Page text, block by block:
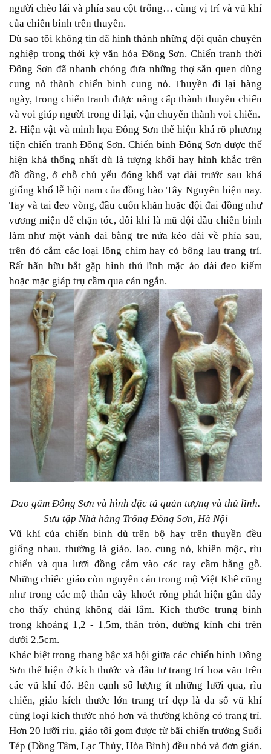
người chèo lái và phía sau cột trống… cùng vị trí và vũ khí
của chiến binh trên thuyền.
Dù sao tôi không tin đã hình thành những đội quân chuyên
nghiệp trong thời kỳ văn hóa Đông Sơn. Chiến tranh thời
Đông Sơn đã nhanh chóng đưa những thợ săn quen dùng
cung nỏ thành chiến binh cung nỏ. Thuyền đi lại hàng
ngày, trong chiến tranh được nâng cấp thành thuyền chiến
và voi giúp người trong đi lại, vận chuyển thành voi chiến.
2. Hiện vật và minh họa Đông Sơn thể hiện khá rõ phương
tiện chiến tranh Đông Sơn. Chiến binh Đông Sơn được thể
hiện khá thống nhất dù là tượng khối hay hình khắc trên
đồ đồng, ở chỗ chủ yếu đóng khố vạt dài trước sau khá
giống khố lễ hội nam của đồng bào Tây Nguyên hiện nay.
Tay và tai đeo vòng, đầu cuốn khăn hoặc đội đai đồng như
vương miện để chặn tóc, đôi khi là mũ đội đầu chiến binh
làm như một vành đai bằng tre nứa kéo dài về phía sau,
trên đó cắm các loại lông chim hay cỏ bông lau trang trí.
Rất hãn hữu bắt gặp hình thủ lĩnh mặc áo dài đeo kiếm
hoặc mặc giáp trụ cầm qua cán ngắn.
Dao găm Đông Sơn và hình đặc tả quản tượng và thủ lĩnh.
Sưu tập Nhà hàng Trống Đông Sơn, Hà Nội
Vũ khí của chiến binh dù trên bộ hay trên thuyền đều
giống nhau, thường là giáo, lao, cung nỏ, khiên mộc, rìu
chiến và qua lưỡi đồng cắm vào các tay cầm bằng gỗ.
Những chiếc giáo còn nguyên cán trong mộ Việt Khê cũng
như trong các mộ thân cây khoét rỗng phát hiện gần đây
cho thấy chúng không dài lắm. Kích thước trung bình
trong khoảng 1,2 - 1,5m, thân tròn, đường kính chỉ trên
dưới 2,5cm.
Khác biệt trong thang bậc xã hội giữa các chiến binh Đông
Sơn thể hiện ở kích thước và đầu tư trang trí hoa văn trên
các vũ khí đó. Bên cạnh số lượng ít những lưỡi qua, rìu
chiến, giáo kích thước lớn trang trí đẹp là đa số vũ khí
cùng loại kích thước nhỏ hơn và thường không có trang trí.
Hơn 20 lưỡi rìu, giáo tôi gom được từ bãi chiến trường Suối
Tép (Đồng Tâm, Lạc Thủy, Hòa Bình) đều nhỏ và đơn giản,